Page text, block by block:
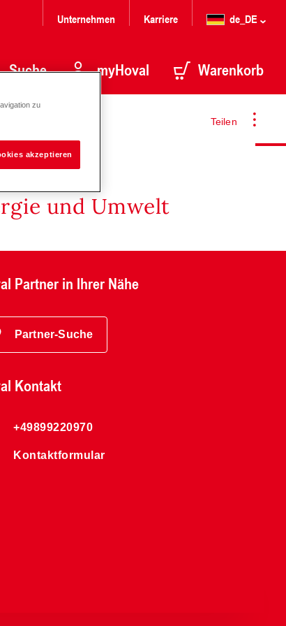
Unternehmen Karriere de_DE
Suche myHoval Warenkorb
Teilen
und Umwelt
Partner in Ihrer Nähe
Partner-Suche
Kontakt
+49899220970
Kontaktformular
zu
akzeptieren